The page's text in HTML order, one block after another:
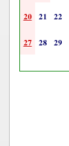
20 21 22
27 28 29